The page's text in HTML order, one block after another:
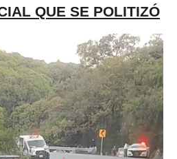
QUE SE POLITIZÓ